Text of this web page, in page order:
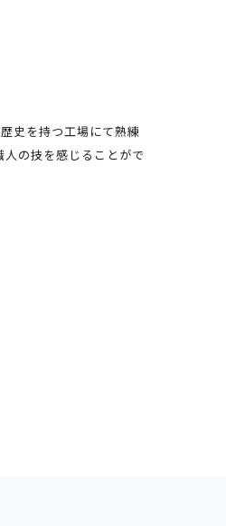
史を持つ工場にて熟練
の技を感じることがで